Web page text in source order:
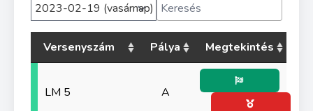
Versenyszám Pálya Megtekintés
LM 5 A